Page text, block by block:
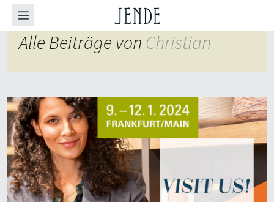
Alle Beiträge von Christian